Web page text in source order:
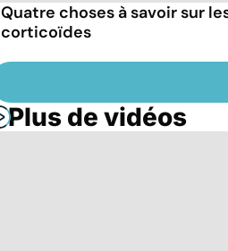
Quatre choses à savoir sur
corticoïdes
Plus de vidéos